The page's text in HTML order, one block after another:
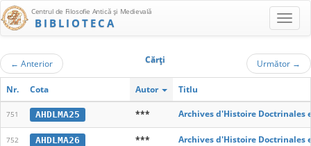
Centrul de Filosofie Antică şi Medievală
BIBLIOTECA
← Anterior Cărţi Următor →
Nr. Cota Autor Titlu
751 AHDLMA25 *** Archives d'Histoire Doctrinales
752 AHDLMA26 *** Archives d'Histoire Doctrinales